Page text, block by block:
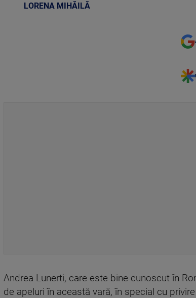
LORENA MIHĂILĂ
Andrea Lunerti, care este bine cunoscut în
de apeluri în această vară, în special cu